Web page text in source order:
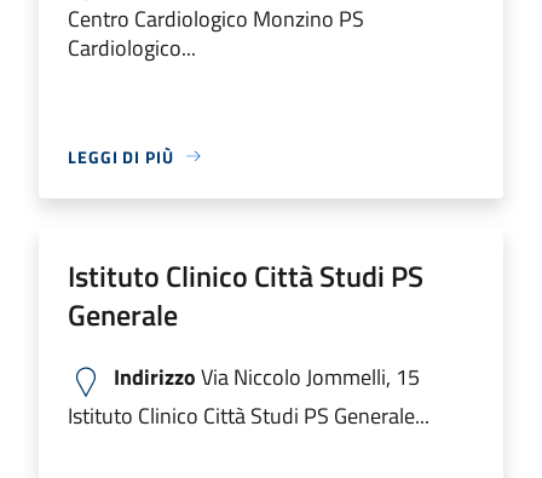
Centro Cardiologico Monzino PS
Cardiologico...
LEGGI DI PIÙ
Istituto Clinico Città Studi PS
Generale
IndirizzoVia Niccolo Jommelli, 15
Istituto Clinico Città Studi PS Generale...